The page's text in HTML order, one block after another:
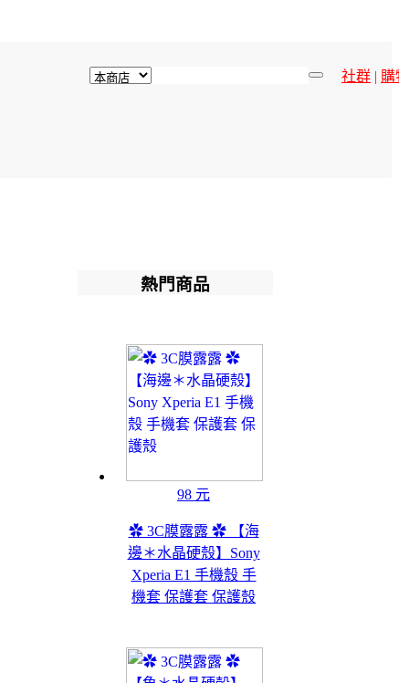
社群 | 購
熱門商品
98 元
✿ 3C膜露露 ✿ 【海
邊＊水晶硬殼】Sony
Xperia E1 手機殼 手
機套 保護套 保護殼